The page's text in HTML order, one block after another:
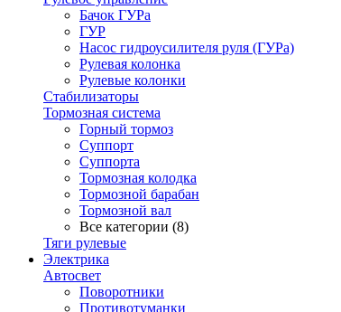
Бачок ГУРа
ГУР
Насос гидроусилителя руля (ГУРа)
Рулевая колонка
Рулевые колонки
Стабилизаторы
Тормозная система
Горный тормоз
Суппорт
Суппорта
Тормозная колодка
Тормозной барабан
Тормозной вал
Все категории (8)
Тяги рулевые
Электрика
Автосвет
Поворотники
Противотуманки